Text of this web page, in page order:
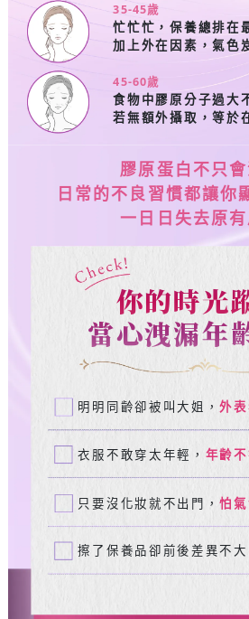
35-45歲
忙忙忙，保養總排在
加上外在因素，氣色
45-60歲
食物中膠原分子過大
若無額外攝取，等於
膠原蛋白不只
日常的不良習慣都讓你
一日日失去原
你的時光
當心洩漏年
明明同齡卻被叫大姐，外
衣服不敢穿太年輕， 年齡
只要沒化妝就不出門，怕
擦了保養品卻前後差異不